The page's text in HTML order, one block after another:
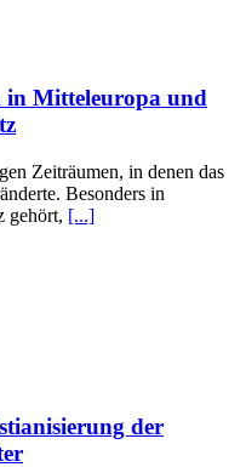
in Mitteleuropa und
Zeiträumen, in denen das
Besonders in
gehört, [...]
der